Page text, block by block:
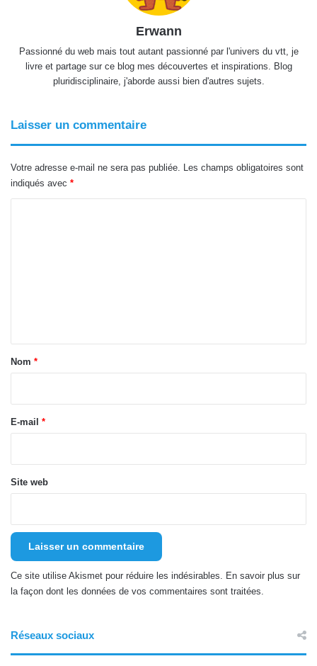
Erwann
Passionné du web mais tout autant passionné par l'univers du vtt, je
livre et partage sur ce blog mes découvertes et inspirations. Blog
pluridisciplinaire, j'aborde aussi bien d'autres sujets.
Laisser un commentaire
Votre adresse e-mail ne sera pas publiée. Les champs obligatoires sont
indiqués avec *
a
e
Nom *
E-mail *
Site web
Ce site utilise Akismet pour réduire les indésirables. En savoir plus sur
la façon dont les données de vos commentaires sont traitées.
Réseaux sociaux